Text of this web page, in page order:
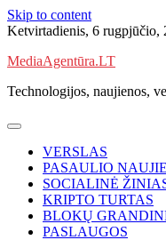
Skip to content
Ketvirtadienis, 6 rugpjūčio,
MediaAgentūra.LT
Technologijos, naujienos,
VERSLAS
PASAULIO
SOCIALINĖ
KRIPTO TURTAS
BLOKŲ
PASLAUGOS